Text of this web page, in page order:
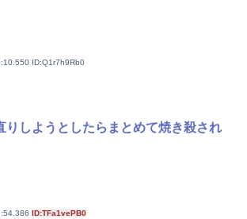
ID:Q1r7h9Rb0
りしようとしたらまとめて焼き殺され
ID:TFa1vePB0